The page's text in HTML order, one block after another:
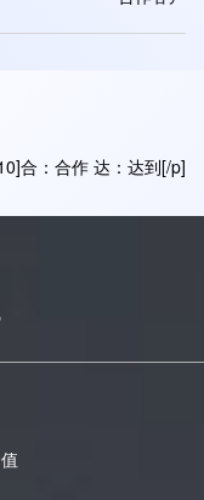
合：合作 达：达到[/p]